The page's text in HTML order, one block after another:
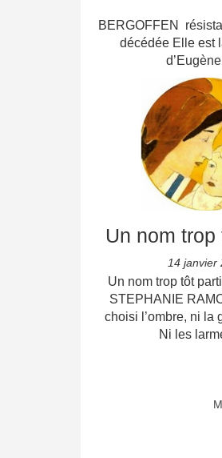
BERGOFFEN
décédée Elle est
Un nom
14 janvier
Un nom trop tôt
STEPHANIE
choisi l’ombre, ni la
Ni les